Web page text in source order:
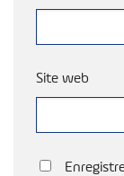
Site web